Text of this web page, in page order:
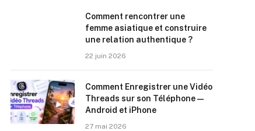
Comment rencontrer une
femme asiatique et construire
une relation authentique ?
22 juin 2026
Comment Enregistrer une Vidéo
Threads sur son Téléphone —
Android et iPhone
27 mai 2026